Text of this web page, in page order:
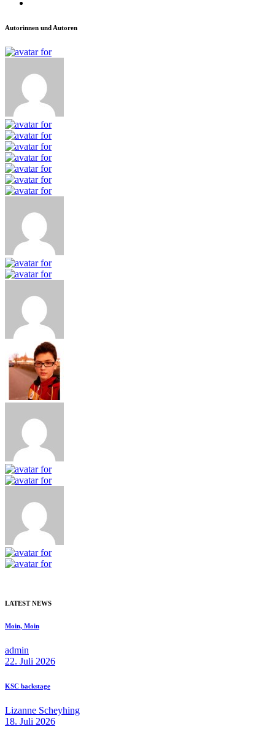
Autorinnen und Autoren
LATEST NEWS
Moin, Moin
admin
22. Juli 2026
KSC backstage
Lizanne Scheyhing
18. Juli 2026